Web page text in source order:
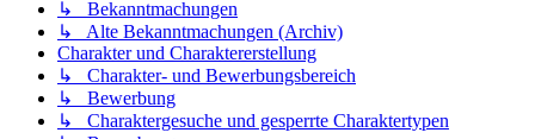
↳ Bekanntmachungen
↳ Alte Bekanntmachungen (Archiv)
Charakter und Charaktererstellung
↳ Charakter- und Bewerbungsbereich
↳ Bewerbung
↳ Charaktergesuche und gesperrte Charaktertypen